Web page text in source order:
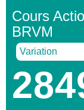
Cours
BRVM
Variation